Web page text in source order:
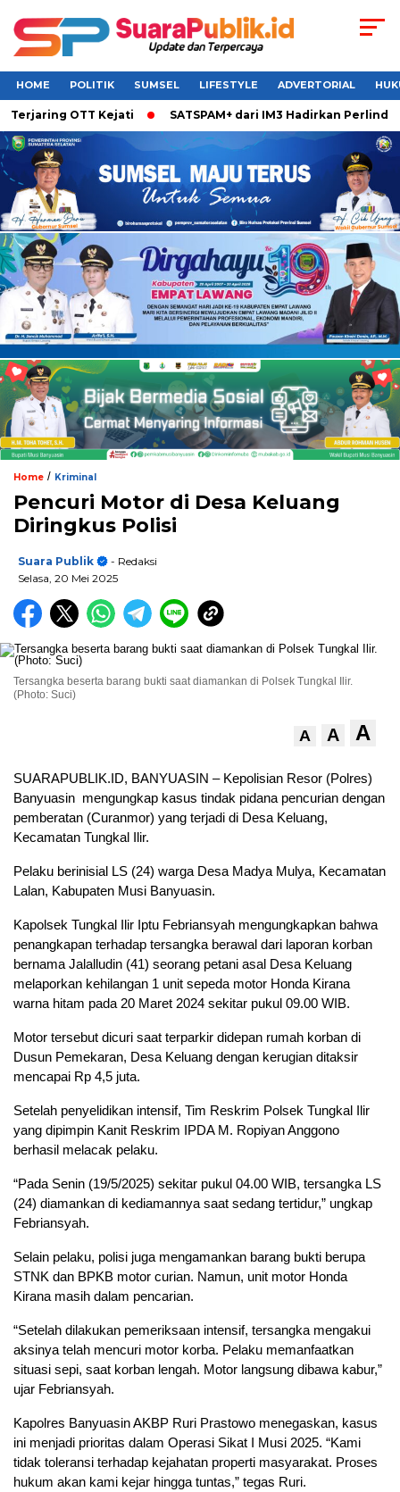
HOME POLITIK SUMSEL LIFESTYLE ADVERTORIAL
OTT Kejati SATSPAM+ dari IM3 Hadirkan Perlindungan
Home / Kriminal
Pencuri Motor di Desa Keluang
Diringkus Polisi
Suara Publik
- Redaksi
Selasa, 20 Mei 2025
Tersangka beserta barang bukti saat diamankan di Polsek Tungkal Ilir.
(Photo: Suci)
A A A
SUARAPUBLIK.ID, BANYUASIN – Kepolisian Resor (Polres)
Banyuasin mengungkap kasus tindak pidana pencurian dengan
pemberatan (Curanmor) yang terjadi di Desa Keluang,
Kecamatan Tungkal Ilir.
Pelaku berinisial LS (24) warga Desa Madya Mulya, Kecamatan
Lalan, Kabupaten Musi Banyuasin.
Kapolsek Tungkal Ilir Iptu Febriansyah mengungkapkan bahwa
penangkapan terhadap tersangka berawal dari laporan korban
bernama Jalalludin (41) seorang petani asal Desa Keluang
melaporkan kehilangan 1 unit sepeda motor Honda Kirana
warna hitam pada 20 Maret 2024 sekitar pukul 09.00 WIB.
Motor tersebut dicuri saat terparkir didepan rumah korban di
Dusun Pemekaran, Desa Keluang dengan kerugian ditaksir
mencapai Rp 4,5 juta.
Setelah penyelidikan intensif, Tim Reskrim Polsek Tungkal Ilir
yang dipimpin Kanit Reskrim IPDA M. Ropiyan Anggono
berhasil melacak pelaku.
“Pada Senin (19/5/2025) sekitar pukul 04.00 WIB, tersangka LS
(24) diamankan di kediamannya saat sedang tertidur,” ungkap
Febriansyah.
Selain pelaku, polisi juga mengamankan barang bukti berupa
STNK dan BPKB motor curian. Namun, unit motor Honda
Kirana masih dalam pencarian.
“Setelah dilakukan pemeriksaan intensif, tersangka mengakui
aksinya telah mencuri motor korba. Pelaku memanfaatkan
situasi sepi, saat korban lengah. Motor langsung dibawa kabur,”
ujar Febriansyah.
Kapolres Banyuasin AKBP Ruri Prastowo menegaskan, kasus
ini menjadi prioritas dalam Operasi Sikat I Musi 2025. “Kami
tidak toleransi terhadap kejahatan properti masyarakat. Proses
hukum akan kami kejar hingga tuntas,” tegas Ruri.